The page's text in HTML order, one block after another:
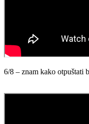
6/8 – znam kako otpuštati